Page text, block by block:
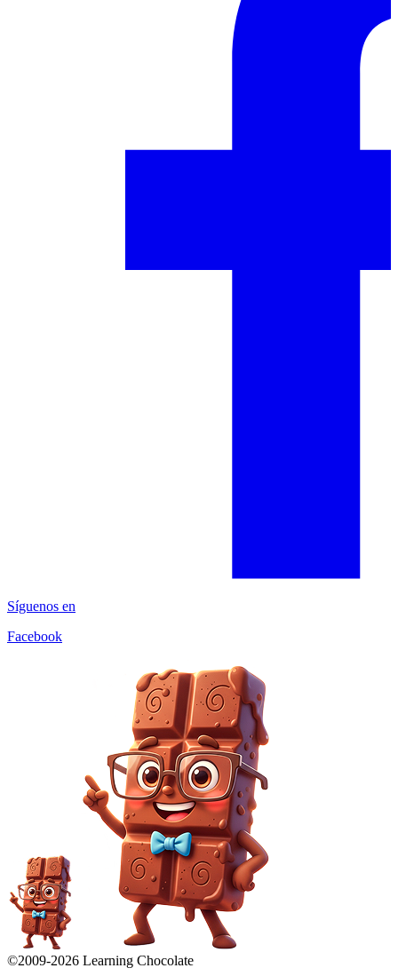
Síguenos en
Facebook
©2009-2026 Learning Chocolate